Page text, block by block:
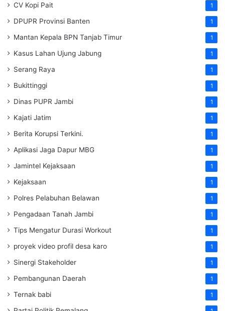
CV Kopi Pait 1
DPUPR Provinsi Banten 1
Mantan Kepala BPN Tanjab Timur 1
Kasus Lahan Ujung Jabung 1
Serang Raya 1
Bukittinggi 1
Dinas PUPR Jambi 1
Kajati Jatim 1
Berita Korupsi Terkini. 1
Aplikasi Jaga Dapur MBG 1
Jamintel Kejaksaan 1
Kejaksaan 1
Polres Pelabuhan Belawan 1
Pengadaan Tanah Jambi 1
Tips Mengatur Durasi Workout 1
proyek video profil desa karo 1
Sinergi Stakeholder 1
Pembangunan Daerah 1
Ternak babi 1